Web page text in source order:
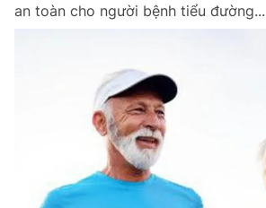
an toàn cho người bệnh tiểu